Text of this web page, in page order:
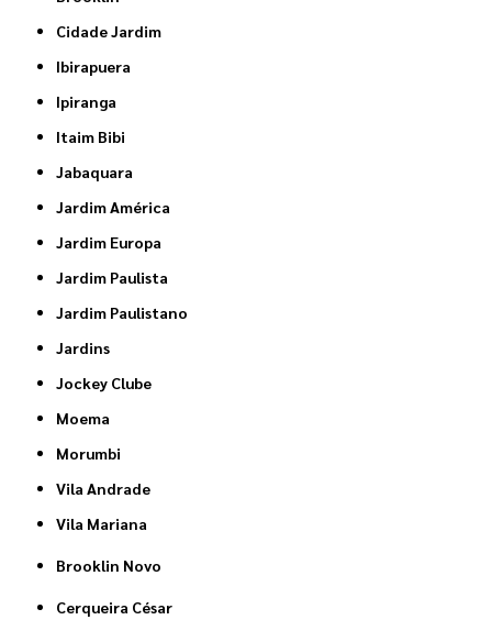
Cidade Jardim
Ibirapuera
Ipiranga
Itaim Bibi
Jabaquara
Jardim América
Jardim Europa
Jardim Paulista
Jardim Paulistano
Jardins
Jockey Clube
Moema
Morumbi
Vila Andrade
Vila Mariana
Brooklin Novo
Cerqueira César